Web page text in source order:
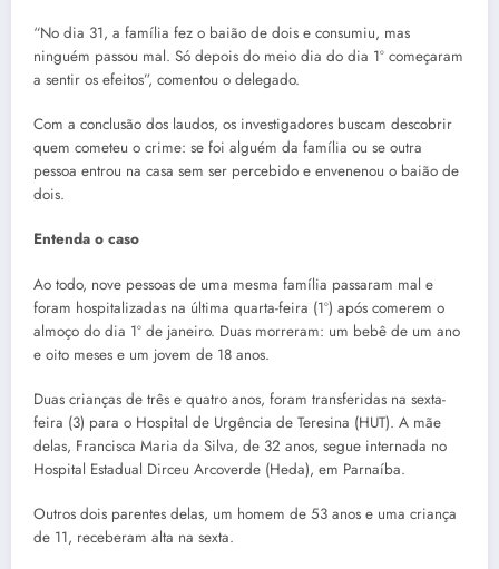
“No dia 31, a família fez o baião de dois e consumiu, mas
ninguém passou mal. Só depois do meio dia do dia 1º começaram
a sentir os efeitos”, comentou o delegado.
Com a conclusão dos laudos, os investigadores buscam descobrir
quem cometeu o crime: se foi alguém da família ou se outra
pessoa entrou na casa sem ser percebido e envenenou o baião de
dois.
Entenda o caso
Ao todo, nove pessoas de uma mesma família passaram mal e
foram hospitalizadas na última quarta-feira (1º) após comerem o
almoço do dia 1º de janeiro. Duas morreram: um bebê de um ano
e oito meses e um jovem de 18 anos.
Duas crianças de três e quatro anos, foram transferidas na sexta-
feira (3) para o Hospital de Urgência de Teresina (HUT). A mãe
delas, Francisca Maria da Silva, de 32 anos, segue internada no
Hospital Estadual Dirceu Arcoverde (Heda), em Parnaíba.
Outros dois parentes delas, um homem de 53 anos e uma criança
de 11, receberam alta na sexta.